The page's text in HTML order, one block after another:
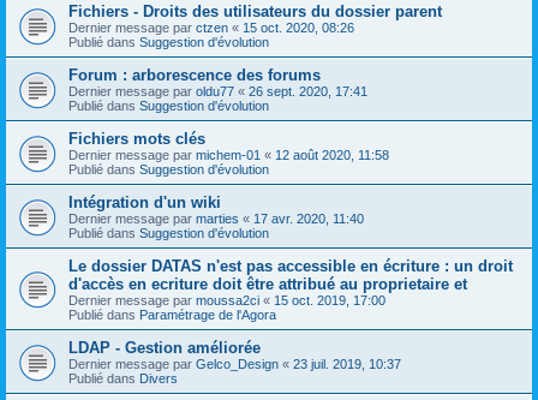
Fichiers - Droits des utilisateurs du dossier parent
Dernier message par ctzen « 15 oct. 2020, 08:26
Publié dans Suggestion d'évolution
Forum : arborescence des forums
Dernier message par oldu77 « 26 sept. 2020, 17:41
Publié dans Suggestion d'évolution
Fichiers mots clés
Dernier message par michem-01 « 12 août 2020, 11:58
Publié dans Suggestion d'évolution
Intégration d'un wiki
Dernier message par marties « 17 avr. 2020, 11:40
Publié dans Suggestion d'évolution
Le dossier DATAS n'est pas accessible en écriture : un droit
d'accès en ecriture doit être attribué au proprietaire et
Dernier message par moussa2ci « 15 oct. 2019, 17:00
Publié dans Paramétrage de l'Agora
LDAP - Gestion améliorée
Dernier message par Gelco_Design « 23 juil. 2019, 10:37
Publié dans Divers